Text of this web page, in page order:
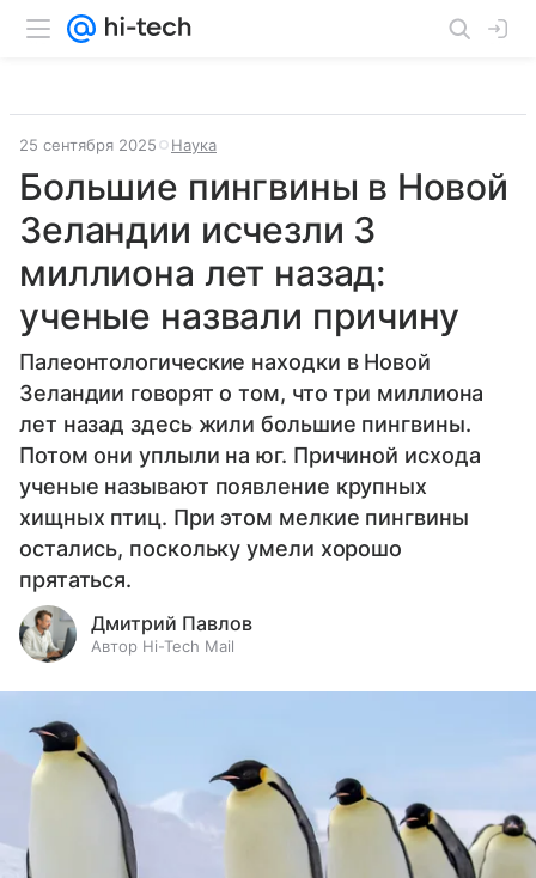
25 сентября 2025 Наука
Большие пингвины в Новой
Зеландии исчезли 3
миллиона лет назад:
ученые назвали причину
Палеонтологические находки в Новой
Зеландии говорят о том, что три миллиона
лет назад здесь жили большие пингвины.
Потом они уплыли на юг. Причиной исхода
ученые называют появление крупных
хищных птиц. При этом мелкие пингвины
остались, поскольку умели хорошо
прятаться.
Дмитрий Павлов
Автор Hi-Tech Mail